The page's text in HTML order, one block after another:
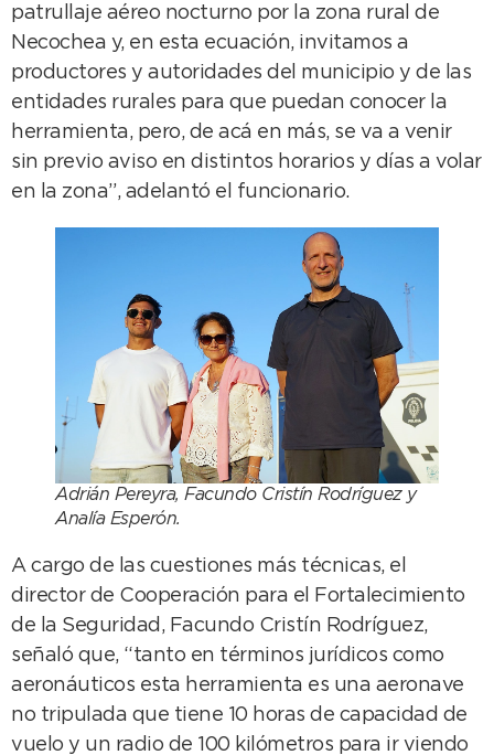
patrullaje aéreo nocturno por la zona rural de
Necochea y, en esta ecuación, invitamos a
productores y autoridades del municipio y de las
entidades rurales para que puedan conocer la
herramienta, pero, de acá en más, se va a venir
sin previo aviso en distintos horarios y días a volar
en la zona”, adelantó el funcionario.
Adrián Pereyra, Facundo Cristín Rodríguez y
Analía Esperón.
A cargo de las cuestiones más técnicas, el
director de Cooperación para el Fortalecimiento
de la Seguridad, Facundo Cristín Rodríguez,
señaló que, “tanto en términos jurídicos como
aeronáuticos esta herramienta es una aeronave
no tripulada que tiene 10 horas de capacidad de
vuelo y un radio de 100 kilómetros para ir viendo